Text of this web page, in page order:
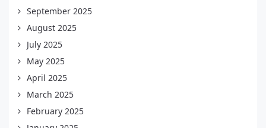
September 2025
August 2025
July 2025
May 2025
April 2025
March 2025
February 2025